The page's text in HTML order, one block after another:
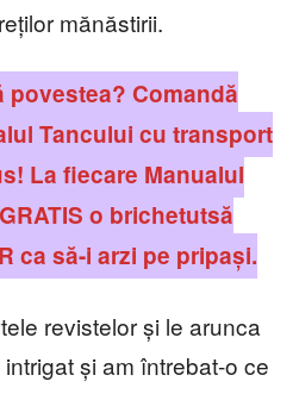
mănăstirii.
povestea? Comandă
Tancului cu transport
La fiecare Manualul
o brichetutsă
ca să-i arzi pe pripași.
revistelor și le arunca
și am întrebat-o ce